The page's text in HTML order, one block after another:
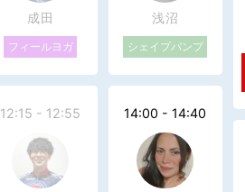
成田
フィールヨガ
12:15 - 12:55
浅沼
シェイプパンプ
14:00 - 14:40